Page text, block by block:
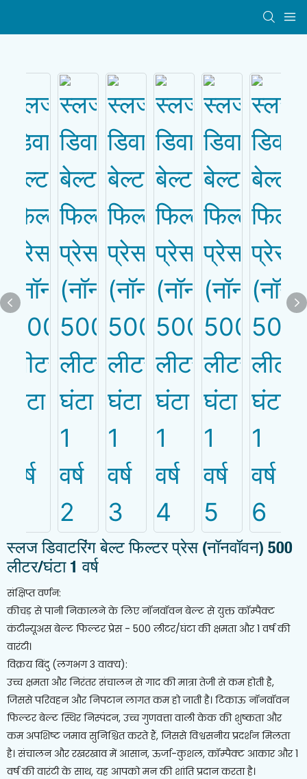
स्लज डिवाटरिंग बेल्ट फिल्टर प्रेस (नॉनवॉवन) 500
लीटर/घंटा 1 वर्ष
संक्षिप्त वर्णन:
कीचड़ से पानी निकालने के लिए नॉनवॉवन बेल्ट से युक्त कॉम्पैक्ट
कंटीन्यूअस बेल्ट फिल्टर प्रेस - 500 लीटर/घंटा की क्षमता और 1 वर्ष की
वारंटी।
विक्रय बिंदु (लगभग 3 वाक्य):
उच्च क्षमता और निरंतर संचालन से गाद की मात्रा तेजी से कम होती है,
जिससे परिवहन और निपटान लागत कम हो जाती है। टिकाऊ नॉनवॉवन
फिल्टर बेल्ट स्थिर निस्पंदन, उच्च गुणवत्ता वाली केक की शुष्कता और
कम अपशिष्ट जमाव सुनिश्चित करते हैं, जिससे विश्वसनीय प्रदर्शन मिलता
है। संचालन और रखरखाव में आसान, ऊर्जा-कुशल, कॉम्पैक्ट आकार और 1
वर्ष की वारंटी के साथ, यह आपको मन की शांति प्रदान करता है।